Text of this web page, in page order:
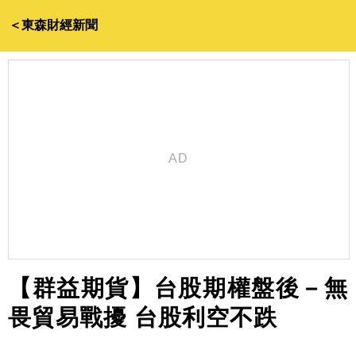
＜東森財經新聞
【群益期貨】台股期權盤後－無
畏貿易戰擾 台股利空不跌